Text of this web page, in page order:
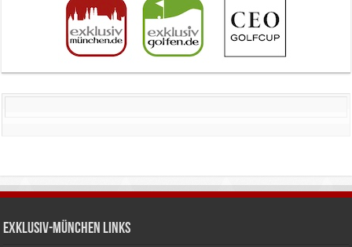
Exklusiv-München Links